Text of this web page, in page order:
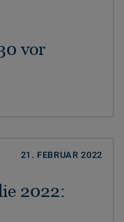
vor
21. FEBRUAR 2022
2022: